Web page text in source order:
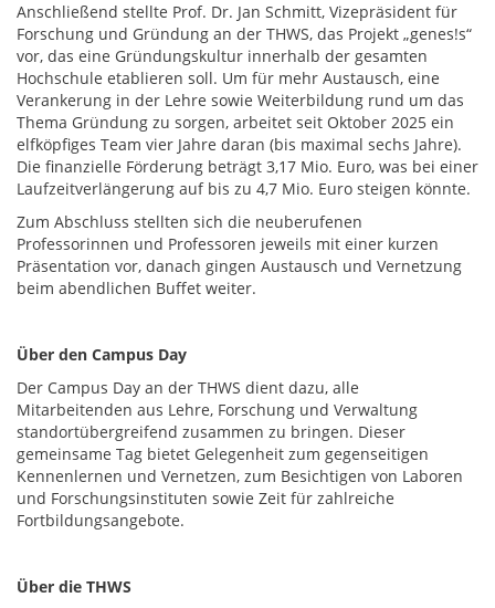
Anschließend stellte Prof. Dr. Jan Schmitt, Vizepräsident für
Forschung und Gründung an der THWS, das Projekt „genes!s“
vor, das eine Gründungskultur innerhalb der gesamten
Hochschule etablieren soll. Um für mehr Austausch, eine
Verankerung in der Lehre sowie Weiterbildung rund um das
Thema Gründung zu sorgen, arbeitet seit Oktober 2025 ein
elfköpfiges Team vier Jahre daran (bis maximal sechs Jahre).
Die finanzielle Förderung beträgt 3,17 Mio. Euro, was bei einer
Laufzeitverlängerung auf bis zu 4,7 Mio. Euro steigen könnte.
Zum Abschluss stellten sich die neuberufenen
Professorinnen und Professoren jeweils mit einer kurzen
Präsentation vor, danach gingen Austausch und Vernetzung
beim abendlichen Buffet weiter.
Über den Campus Day
Der Campus Day an der THWS dient dazu, alle
Mitarbeitenden aus Lehre, Forschung und Verwaltung
standortübergreifend zusammen zu bringen. Dieser
gemeinsame Tag bietet Gelegenheit zum gegenseitigen
Kennenlernen und Vernetzen, zum Besichtigen von Laboren
und Forschungsinstituten sowie Zeit für zahlreiche
Fortbildungsangebote.
Über die THWS